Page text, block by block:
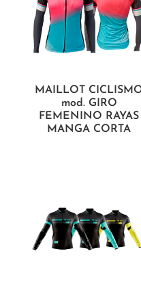
MAILLOT
mod. GIRO
FEMENINO RAYAS
MANGA CORTA